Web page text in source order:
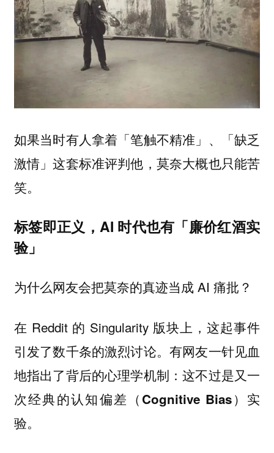
如果当时有人拿着「笔触不精准」、「缺乏
激情」这套标准评判他，莫奈大概也只能苦
笑。
标签即正义，AI 时代也有「廉价红酒实
验」
为什么网友会把莫奈的真迹当成 AI 痛批？
在 Reddit 的 Singularity 版块上，这起事件
引发了数千条的激烈讨论。有网友一针见血
地指出了背后的心理学机制：这不过是又一
次经典的认知偏差（Cognitive Bias）实
验。